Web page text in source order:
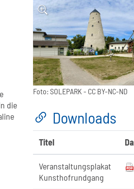
die
Foto: SOLEPARK - CC BY-NC-ND
Downloads
Titel
Veranstaltungsplakat
Kunsthofrundgang